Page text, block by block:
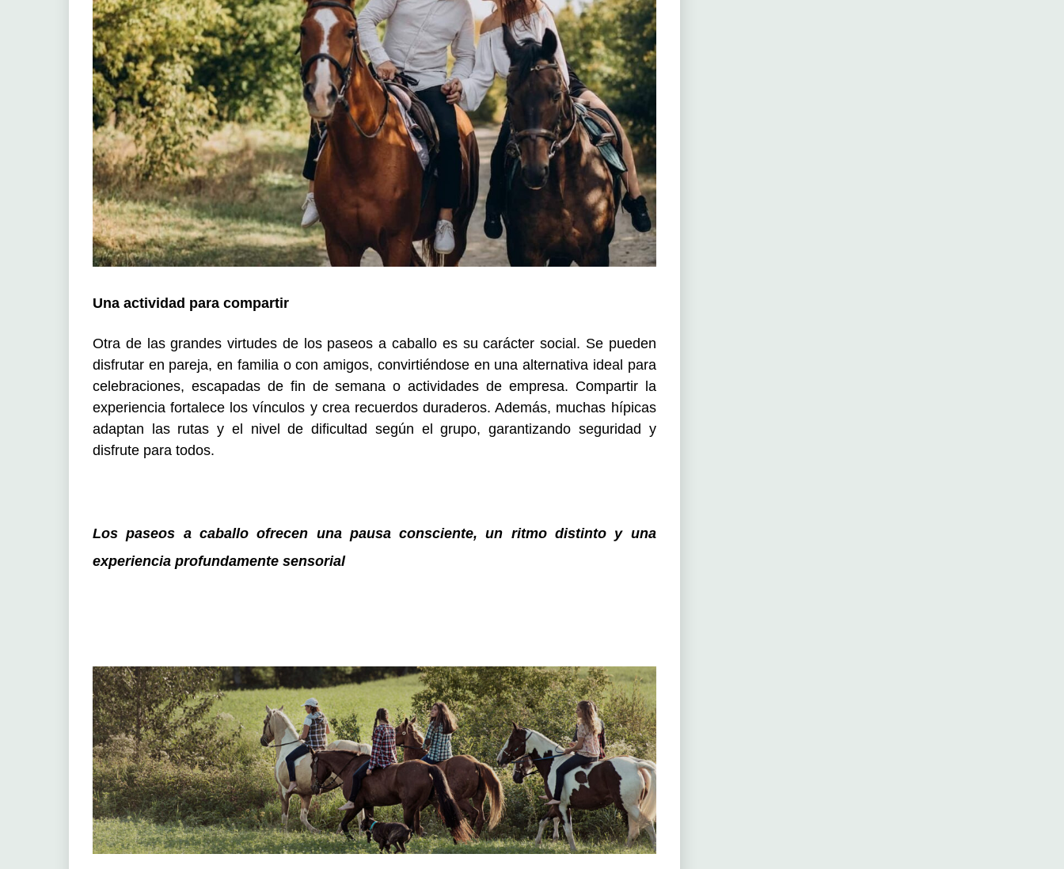
Una actividad para compartir
Otra de las grandes virtudes de los paseos a caballo es su carácter social. Se pueden
disfrutar en pareja, en familia o con amigos, convirtiéndose en una alternativa ideal para
celebraciones, escapadas de fin de semana o actividades de empresa. Compartir la
experiencia fortalece los vínculos y crea recuerdos duraderos. Además, muchas hípicas
adaptan las rutas y el nivel de dificultad según el grupo, garantizando seguridad y
disfrute para todos.
Los paseos a caballo ofrecen una pausa consciente, un ritmo distinto y una
experiencia profundamente sensorial